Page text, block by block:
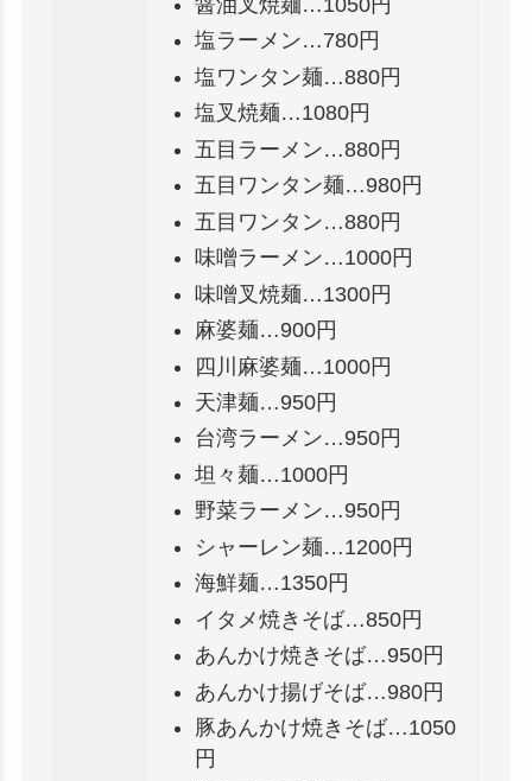
塩ラーメン…780円
塩ワンタン麺…880円
塩叉焼麺…1080円
五目ラーメン…880円
五目ワンタン麺…980円
五目ワンタン…880円
味噌ラーメン…1000円
味噌叉焼麺…1300円
麻婆麺…900円
四川麻婆麺…1000円
天津麺…950円
台湾ラーメン…950円
坦々麺…1000円
野菜ラーメン…950円
シャーレン麺…1200円
海鮮麺…1350円
イタメ焼きそば…850円
あんかけ焼きそば…950円
あんかけ揚げそば…980円
豚あんかけ焼きそば…1050
円